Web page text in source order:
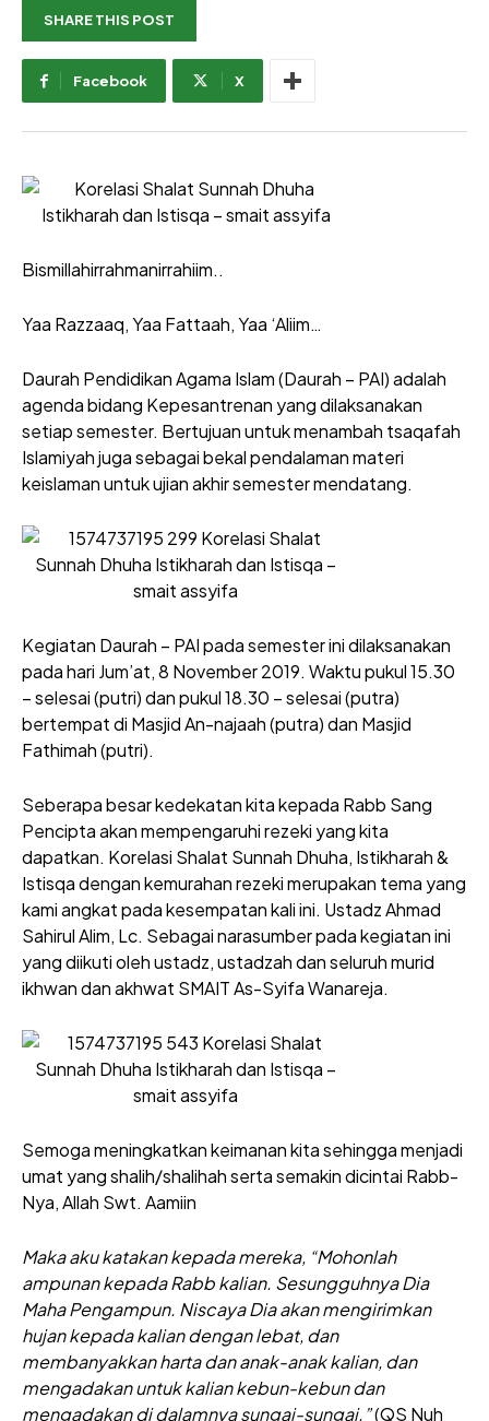
SHARE THIS POST
Facebook X
Bismillahirrahmanirrahiim..
Yaa Razzaaq, Yaa Fattaah, Yaa ‘Aliim…
Daurah Pendidikan Agama Islam (Daurah – PAI) adalah
agenda bidang Kepesantrenan yang dilaksanakan
setiap semester. Bertujuan untuk menambah tsaqafah
Islamiyah juga sebagai bekal pendalaman materi
keislaman untuk ujian akhir semester mendatang.
Kegiatan Daurah – PAI pada semester ini dilaksanakan
pada hari Jum’at, 8 November 2019. Waktu pukul 15.30
– selesai (putri) dan pukul 18.30 – selesai (putra)
bertempat di Masjid An-najaah (putra) dan Masjid
Fathimah (putri).
Seberapa besar kedekatan kita kepada Rabb Sang
Pencipta akan mempengaruhi rezeki yang kita
dapatkan. Korelasi Shalat Sunnah Dhuha, Istikharah &
Istisqa dengan kemurahan rezeki merupakan tema yang
kami angkat pada kesempatan kali ini. Ustadz Ahmad
Sahirul Alim, Lc. Sebagai narasumber pada kegiatan ini
yang diikuti oleh ustadz, ustadzah dan seluruh murid
ikhwan dan akhwat SMAIT As-Syifa Wanareja.
Semoga meningkatkan keimanan kita sehingga menjadi
umat yang shalih/shalihah serta semakin dicintai Rabb-
Nya, Allah Swt. Aamiin
Maka aku katakan kepada mereka, “Mohonlah
ampunan kepada Rabb kalian. Sesungguhnya Dia
Maha Pengampun. Niscaya Dia akan mengirimkan
hujan kepada kalian dengan lebat, dan
membanyakkan harta dan anak-anak kalian, dan
mengadakan untuk kalian kebun-kebun dan
mengadakan di dalamnya sungai-sungai.”(QS Nuh